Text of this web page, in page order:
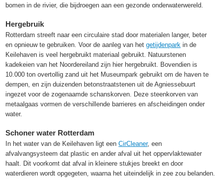
bomen in de rivier, die bijdroegen aan een gezonde onderwaterwereld.
Hergebruik
Rotterdam streeft naar een circulaire stad door materialen langer, beter
en opnieuw te gebruiken. Voor de aanleg van hetgetijdenpark in de
Keilehaven is veel hergebruikt materiaal gebruikt. Natuurstenen
kadekeien van het Noordereiland zijn hier hergebruikt. Bovendien is
10.000 ton overtollig zand uit het Museumpark gebruikt om de haven te
dempen, en zijn duizenden betonstraatstenen uit de Agniessebuurt
ingezet voor de zogenaamde schanskorven. Deze steenkorven van
metaalgaas vormen de verschillende barrieres en afscheidingen onder
water.
Schoner water Rotterdam
In het water van de Keilehaven ligt eenCirCleaner, een
afvalvangsysteem dat plastic en ander afval uit het oppervlaktewater
haalt. Dit voorkomt dat afval in kleinere stukjes breekt en door
waterdieren wordt opgegeten, waarna het uiteindelijk in zee zou belanden.